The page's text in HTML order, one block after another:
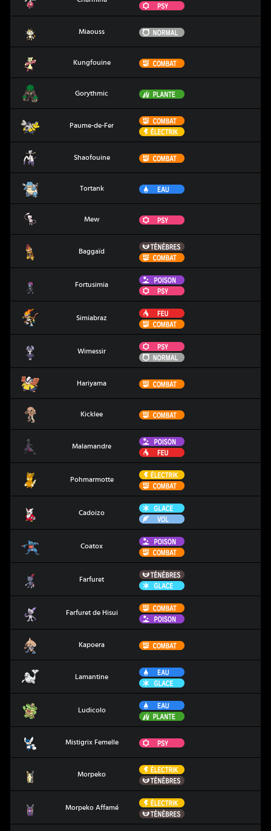
Psy
Miaouss Normal
Kungfouine Combat
Gorythmic Plante
Paume-de-Fer
Combat
Électrik
Shaofouine Combat
Tortank Eau
Mew Psy
Baggaïd
Ténèbres
Combat
Fortusimia
Poison
Psy
Simiabraz
Feu
Combat
Wimessir
Psy
Normal
Hariyama
Hariyama Combat
Kicklee Combat
Malamandre
Poison
Feu
Pohmarmotte
Électrik
Combat
Cadoizo
Glace
Vol
Coatox
Poison
Combat
Farfuret
Ténèbres
Glace
Farfuret de Hisui
Combat
Poison
Kapoera Combat
Lamantine
Lamantine
Eau
Glace
Ludicolo
Eau
Plante
Mistigrix Femelle Psy
Morpeko
Électrik
Ténèbres
Morpeko Affamé
Électrik
Ténèbres